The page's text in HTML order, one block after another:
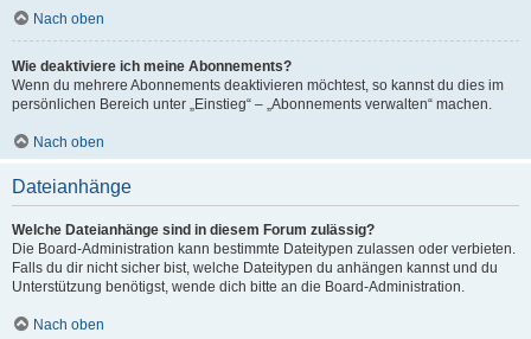
Nach oben
Wie deaktiviere ich meine Abonnements?
Wenn du mehrere Abonnements deaktivieren möchtest, so kannst du dies im
persönlichen Bereich unter „Einstieg“ – „Abonnements verwalten“ machen.
Nach oben
Dateianhänge
Welche Dateianhänge sind in diesem Forum zulässig?
Die Board-Administration kann bestimmte Dateitypen zulassen oder verbieten.
Falls du dir nicht sicher bist, welche Dateitypen du anhängen kannst und du
Unterstützung benötigst, wende dich bitte an die Board-Administration.
Nach oben